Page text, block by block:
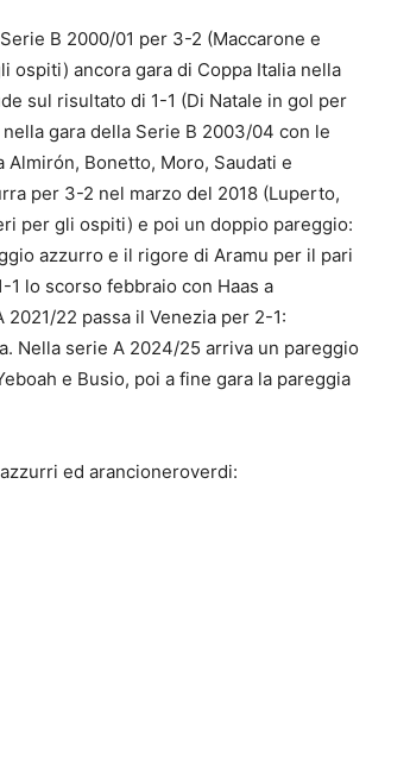
B 2000/01 per 3-2 (Maccarone e
ospiti) ancora gara di Coppa Italia nella
sul risultato di 1-1 (Di Natale in gol per
gara della Serie B 2003/04 con le
Almirón, Bonetto, Moro, Saudati e
per 3-2 nel marzo del 2018 (Luperto,
per gli ospiti) e poi un doppio pareggio:
azzurro e il rigore di Aramu per il pari
lo scorso febbraio con Haas a
22 passa il Venezia per 2-1:
Nella serie A 2024/25 arriva un pareggio
e Busio, poi a fine gara la pareggia
ed arancioneroverdi: